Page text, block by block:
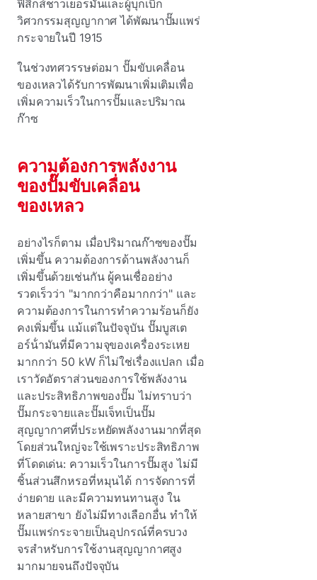
ฟิสิกส์ชาวเยอรมันและผู้บุกเบิก
วิศวกรรมสุญญากาศ ได้พัฒนาปั๊มแพร่
กระจายในปี 1915
ในช่วงทศวรรษต่อมา ปั๊มขับเคลื่อน
ของเหลวได้รับการพัฒนาเพิ่มเติมเพื่อ
เพิ่มความเร็วในการปั๊มและปริมาณ
ก๊าซ
ความต้องการพลังงาน
ของปั๊มขับเคลื่อน
ของเหลว
อย่างไรก็ตาม เมื่อปริมาณก๊าซของปั๊ม
เพิ่มขึ้น ความต้องการด้านพลังงานก็
เพิ่มขึ้นด้วยเช่นกัน ผู้คนเชื่ออย่าง
รวดเร็วว่า "มากกว่าคือมากกว่า" และ
ความต้องการในการทําความร้อนก็ยัง
คงเพิ่มขึ้น แม้แต่ในปัจจุบัน ปั๊มบูสเต
อร์น้ํามันที่มีความจุของเครื่องระเหย
มากกว่า 50 kW ก็ไม่ใช่เรื่องแปลก เมื่อ
เราวัดอัตราส่วนของการใช้พลังงาน
และประสิทธิภาพของปั๊ม ไม่ทราบว่า
ปั๊มกระจายและปั๊มเจ็ทเป็นปั๊ม
สุญญากาศที่ประหยัดพลังงานมากที่สุด
โดยส่วนใหญ่จะใช้เพราะประสิทธิภาพ
ที่โดดเด่น: ความเร็วในการปั๊มสูง ไม่มี
ชิ้นส่วนสึกหรอที่หมุนได้ การจัดการที่
ง่ายดาย และมีความทนทานสูง ใน
หลายสาขา ยังไม่มีทางเลือกอื่น ทําให้
ปั๊มแพร่กระจายเป็นอุปกรณ์ที่ครบวง
จรสําหรับการใช้งานสุญญากาศสูง
มากมายจนถึงปัจจุบัน